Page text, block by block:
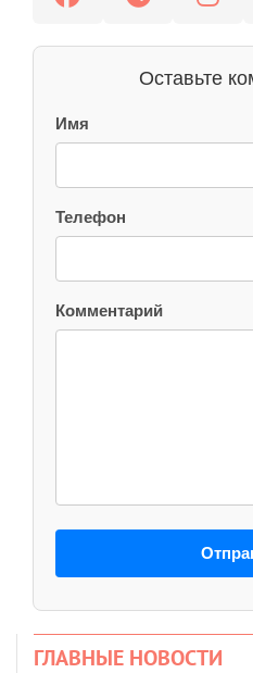
Оставьте
Имя
Телефон
Комментарий
ГЛАВНЫЕ НОВОСТИ